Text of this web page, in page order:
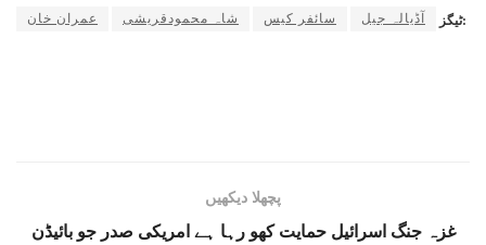
ٹیگز: آڈیالہ جیل سائفر کیس شاہ محمودقریشی عمران خان
پچھلا دیکھیں
غزہ جنگ اسرائیل حمایت کھو رہا ہے امریکی صدر جو بائیڈن